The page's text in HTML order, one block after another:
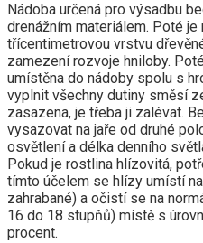
Nádoba určená pro výsadbu
drenážním materiálem. Poté
třícentimetrovou vrstvu
zamezení rozvoje hniloby.
umístěna do nádoby spolu s
vyplnit všechny dutiny směsí
zasazena, je třeba ji zalévat.
vysazovat na jaře od druhé
osvětlení a délka denního
Pokud je rostlina hlízovitá,
tímto účelem se hlízy umístí
zahrabané) a očistí se na
16 do 18 stupňů) místě s
procent.